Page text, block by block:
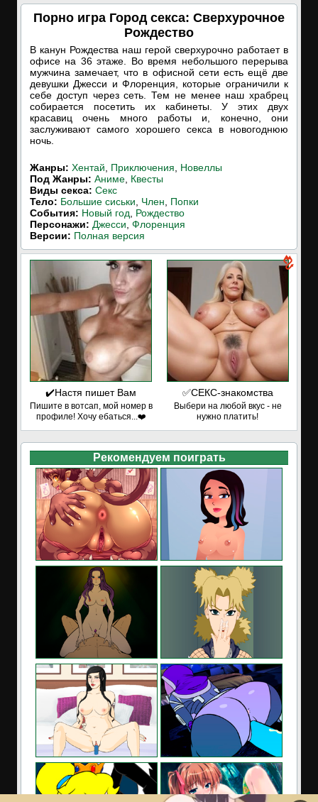
Порно игра Город секса: Сверхурочное
Рождество
В канун Рождества наш герой сверхурочно работает в
офисе на 36 этаже. Во время небольшого перерыва
мужчина замечает, что в офисной сети есть ещё две
девушки Джесси и Флоренция, которые ограничили к
себе доступ через сеть. Тем не менее наш храбрец
собирается посетить их кабинеты. У этих двух
красавиц очень много работы и, конечно, они
заслуживают самого хорошего секса в новогоднюю
ночь.
Жанры: Хентай Приключения
Новеллы
Под Жанры: Аниме Квесты
Виды секса: Секс
Тело: Большие сиськи Член
Попки
События: Новый год
Рождество
Персонажи: Джесси Флоренция
Версии: Полная версия
✔️Настя пишет Вам
Пишите в вотсап, мой номер в
профиле! Хочу ебаться...❤️
✅СЕКС-знакомства
Выбери на любой вкус - не
нужно платить!
Рекомендуем поиграть